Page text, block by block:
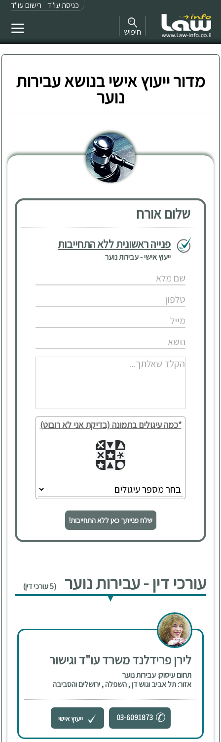
כניסת עו"ד רישום עו"ד
חיפוש
מדור ייעוץ אישי בנושא עבירות
נוער
שלום אורח
פנייה ראשונית ללא התחייבות
ייעוץ אישי - עבירות נוער
*כמה עיגולים בתמונה (בדיקת אני לא רובוט)
שלח פנייתך כאן ללא התחייבות!
עורכי דין - עבירות נוער (5 עורכי דין)
לירן פרידלנד משרד עו"ד וגישור
תחום עיסוק: עבירות נוער
אזור: תל אביב וגוש דן , השפלה , ירושלים והסביבה
03-6091873 ייעוץ אישי